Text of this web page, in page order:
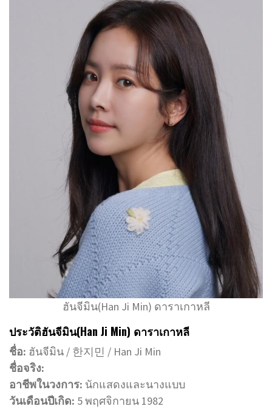
ฮันจีมิน(Han Ji Min) ดาราเกาหลี
ประวัติฮันจีมิน(Han Ji Min) ดาราเกาหลี
ชื่อ: ฮันจีมิน / 한지민 / Han Ji Min
ชื่อจริง:
อาชีพในวงการ: นักแสดงและนางแบบ
วันเดือนปีเกิด: 5 พฤศจิกายน 1982